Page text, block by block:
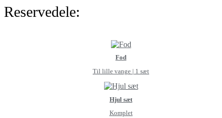
Reservedele:
Fod
Til lille vange | 1 sæt
Hjul sæt
Komplet